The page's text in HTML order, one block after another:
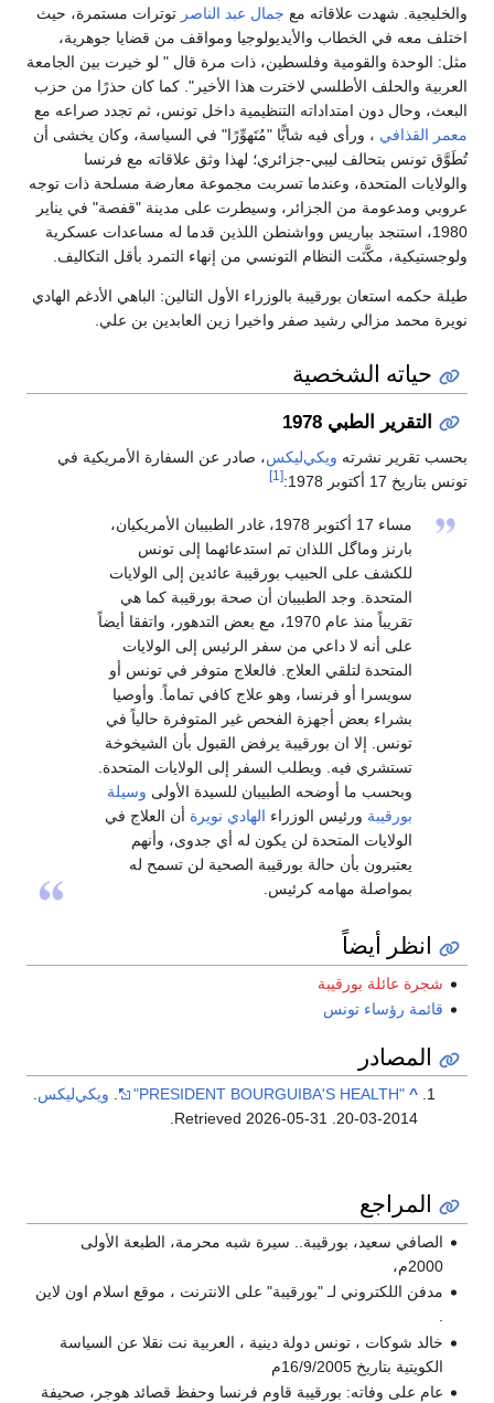
والخليجية. شهدت علاقاته مع جمال عبد الناصر توترات مستمرة، حيث
اختلف معه في الخطاب والأيديولوجيا ومواقف من قضايا جوهرية،
مثل: الوحدة والقومية وفلسطين، ذات مرة قال " لو خيرت بين الجامعة
العربية والحلف الأطلسي لاخترت هذا الأخير". كما كان حذرًا من حزب
البعث، وحال دون امتداداته التنظيمية داخل تونس، ثم تجدد صراعه مع
معمر القذافي ، ورأى فيه شابًّا "مُتَهوِّرًا" في السياسة، وكان يخشى أن
تُطَوَّق تونس بتحالف ليبي-جزائري؛ لهذا وثق علاقاته مع فرنسا
والولايات المتحدة، وعندما تسربت مجموعة معارضة مسلحة ذات توجه
عروبي ومدعومة من الجزائر، وسيطرت على مدينة "قفصة" في يناير
1980، استنجد بباريس وواشنطن اللذين قدما له مساعدات عسكرية
ولوجستيكية، مكَّنَت النظام التونسي من إنهاء التمرد بأقل التكاليف.
طيلة حكمه استعان بورقيبة بالوزراء الأول التالين: الباهي الأدغم الهادي
نويرة محمد مزالي رشيد صفر واخيرا زين العابدين بن علي.
حياته الشخصية
التقرير الطبي 1978
بحسب تقرير نشرته ويكي‌ليكس، صادر عن السفارة الأمريكية في
تونس بتاريخ 17 أكتوبر 1978:
[1]
مساء 17 أكتوبر 1978، غادر الطبيبان الأمريكيان،
بارنز وماگل اللذان تم استدعائهما إلى تونس
للكشف على الحبيب بورقيبة عائدين إلى الولايات
المتحدة. وجد الطبيبان أن صحة بورقيبة كما هي
تقريباً منذ عام 1970، مع بعض التدهور، واتفقا أيضاً
على أنه لا داعي من سفر الرئيس إلى الولايات
المتحدة لتلقي العلاج. فالعلاج متوفر في تونس أو
سويسرا أو فرنسا، وهو علاج كافي تماماً. وأوصيا
بشراء بعض أجهزة الفحص غير المتوفرة حالياً في
تونس. إلا ان بورقيبة يرفض القبول بأن الشيخوخة
تستشري فيه. ويطلب السفر إلى الولايات المتحدة.
وبحسب ما أوضحه الطبيبان للسيدة الأولى وسيلة
بورقيبة ورئيس الوزراء الهادي نويرة أن العلاج في
الولايات المتحدة لن يكون له أي جدوى، وأنهم
يعتبرون بأن حالة بورقيبة الصحية لن تسمح له
بمواصلة مهامه كرئيس.
انظر أيضاً
شجرة عائلة بورقيبة
قائمة رؤساء تونس
المصادر
^
"PRESIDENT BOURGUIBA'S HEALTH"
. ويكي‌ليكس.
2014-03-20
. Retrieved
2026-05-31
.
المراجع
الصافي سعيد، بورقيبة.. سيرة شبه محرمة، الطبعة الأولى
2000م،
مدفن اللكتروني لـ "بورقيبة" على الانترنت ، موقع اسلام اون لاين
.
خالد شوكات ، تونس دولة دينية ، العربية نت نقلا عن السياسة
الكويتية بتاريخ 16/9/2005م
عام على وفاته: بورقيبة قاوم فرنسا وحفظ قصائد هوجر، صحيفة